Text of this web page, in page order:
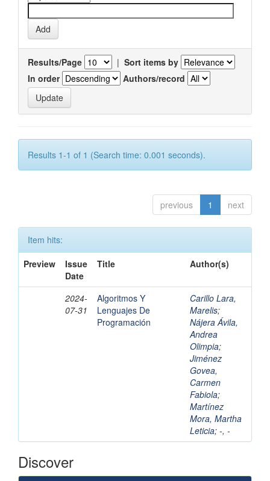
Results/Page | Sort items by
In order
Authors/record
Results 1-1 of 1 (Search time: 0.001 seconds).
previous 1 next
Item hits:
Preview
Issue
Date
Title Author(s)
2024-
07-31
Algoritmos Y
Lenguajes De
Programación
Carillo Lara,
Marelis;
Nájera Ávila,
Andrea
Olimpia;
Jiménez
Govea,
Carmen
Fabiola;
Martínez
Mora, Martha
Leticia; -, -
Discover